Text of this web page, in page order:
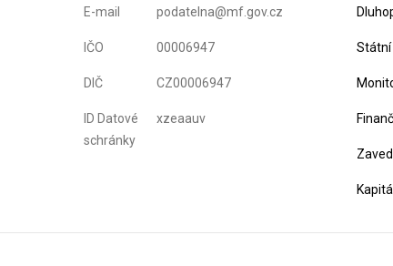
E-mail podatelna@mf.gov.cz
IČO 00006947
DIČ CZ00006947
ID Datové
schránky
xzeaauv
Státní